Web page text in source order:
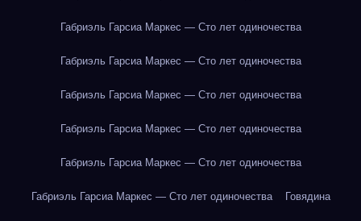
Габриэль Гарсиа Маркес — Сто лет одиночества
Габриэль Гарсиа Маркес — Сто лет одиночества
Габриэль Гарсиа Маркес — Сто лет одиночества
Габриэль Гарсиа Маркес — Сто лет одиночества
Габриэль Гарсиа Маркес — Сто лет одиночества
Габриэль Гарсиа Маркес — Сто лет одиночества Говядина